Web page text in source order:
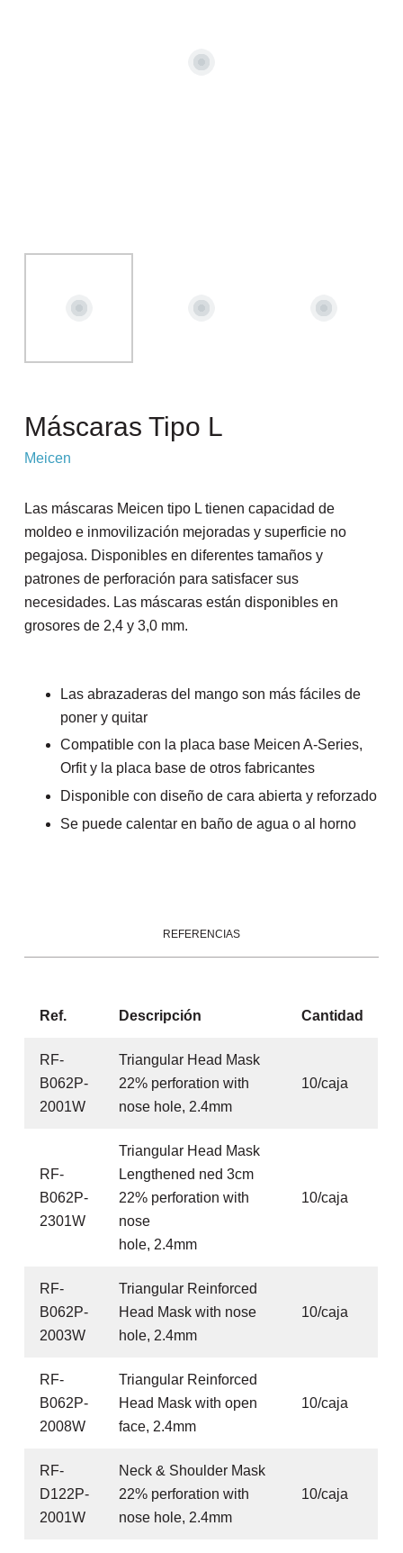
Máscaras Tipo L
Meicen
Las máscaras Meicen tipo L tienen capacidad de
moldeo e inmovilización mejoradas y superficie no
pegajosa. Disponibles en diferentes tamaños y
patrones de perforación para satisfacer sus
necesidades. Las máscaras están disponibles en
grosores de 2,4 y 3,0 mm.
Las abrazaderas del mango son más fáciles de
poner y quitar
Compatible con la placa base Meicen A-Series,
Orfit y la placa base de otros fabricantes
Disponible con diseño de cara abierta y reforzado
Se puede calentar en baño de agua o al horno
REFERENCIAS
Ref. Descripción Cantidad
RF-
B062P-
2001W
Triangular Head Mask
22% perforation with
nose hole, 2.4mm
10/caja
RF-
B062P-
2301W
Triangular Head Mask
Lengthened ned 3cm
22% perforation with
nose
hole, 2.4mm
10/caja
RF-
B062P-
2003W
Triangular Reinforced
Head Mask with nose
hole, 2.4mm
10/caja
RF-
B062P-
2008W
Triangular Reinforced
Head Mask with open
face, 2.4mm
10/caja
RF-
D122P-
2001W
Neck & Shoulder Mask
22% perforation with
nose hole, 2.4mm
10/caja